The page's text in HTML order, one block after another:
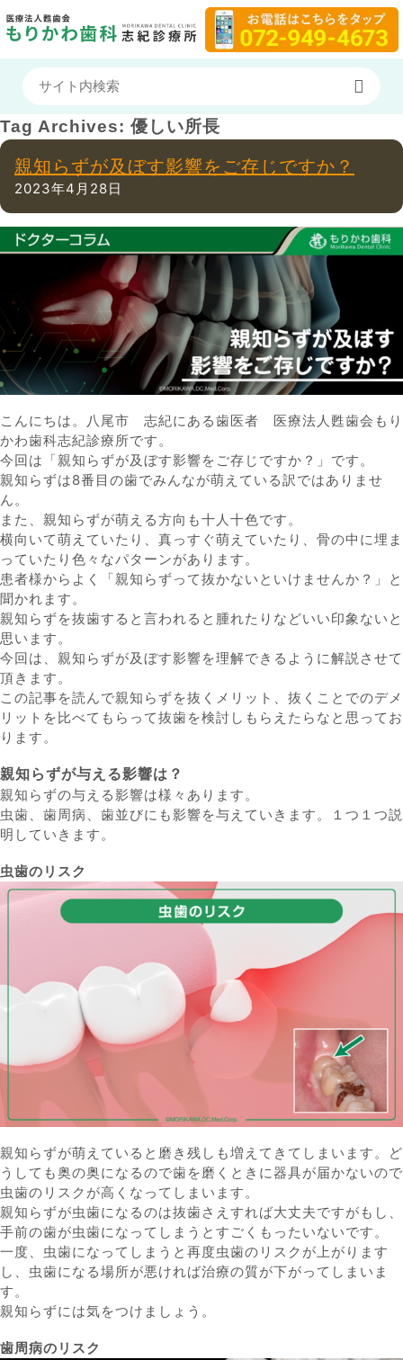
Tag Archives: 優しい所長
親知らずが及ぼす影響をご存じですか？
2023年4月28日
こんにちは。八尾市 志紀にある歯医者 医療法人甦歯会もり
かわ歯科志紀診療所です。
今回は「親知らずが及ぼす影響をご存じですか？」です。
親知らずは8番目の歯でみんなが萌えている訳ではありませ
ん。
また、親知らずが萌える方向も十人十色です。
横向いて萌えていたり、真っすぐ萌えていたり、骨の中に埋ま
っていたり色々なパターンがあります。
患者様からよく「親知らずって抜かないといけませんか？」と
聞かれます。
親知らずを抜歯すると言われると腫れたりなどいい印象ないと
思います。
今回は、親知らずが及ぼす影響を理解できるように解説させて
頂きます。
この記事を読んで親知らずを抜くメリット、抜くことでのデメ
リットを比べてもらって抜歯を検討しもらえたらなと思ってお
ります。
親知らずが与える影響は？
親知らずの与える影響は様々あります。
虫歯、歯周病、歯並びにも影響を与えていきます。１つ１つ説
明していきます。
虫歯のリスク
親知らずが萌えていると磨き残しも増えてきてしまいます。ど
うしても奥の奥になるので歯を磨くときに器具が届かないので
虫歯のリスクが高くなってしまいます。
親知らずが虫歯になるのは抜歯さえすれば大丈夫ですがもし、
手前の歯が虫歯になってしまうとすごくもったいないです。
一度、虫歯になってしまうと再度虫歯のリスクが上がります
し、虫歯になる場所が悪ければ治療の質が下がってしまいま
す。
親知らずには気をつけましょう。
歯周病のリスク